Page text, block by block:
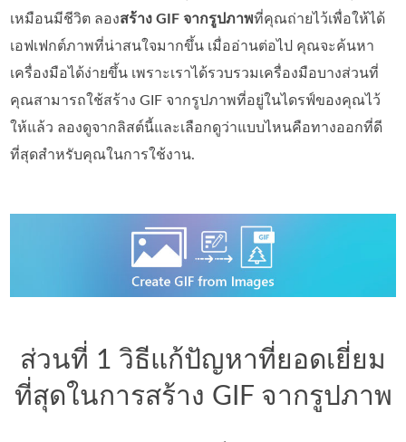
เหมือนมีชีวิต ลองสร้าง GIF จากรูปภาพที่คุณถ่ายไว้เพื่อให้ได้
เอฟเฟกต์ภาพที่น่าสนใจมากขึ้น เมื่ออ่านต่อไป คุณจะค้นหา
เครื่องมือได้ง่ายขึ้น เพราะเราได้รวบรวมเครื่องมือบางส่วนที่
คุณสามารถใช้สร้าง GIF จากรูปภาพที่อยู่ในไดรฟ์ของคุณไว้
ให้แล้ว ลองดูจากลิสต์นี้และเลือกดูว่าแบบไหนคือทางออกที่ดี
ที่สุดสำหรับคุณในการใช้งาน.
ส่วนที่ 1 วิธีแก้ปัญหาที่ยอดเยี่ยม
ที่สุดในการสร้าง GIF จากรูปภาพ